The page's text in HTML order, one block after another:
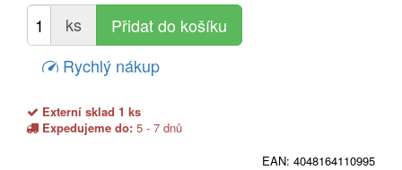
ks
Rychlý nákup
Externí sklad 1 ks
Expedujeme do: 5 - 7 dnů
EAN: 4048164110995